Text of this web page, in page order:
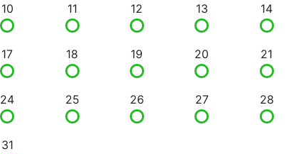
10 11 12 13 14
17 18 19 20 21
24 25 26 27 28
31